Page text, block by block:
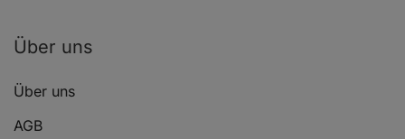
Über uns
Über uns
AGB